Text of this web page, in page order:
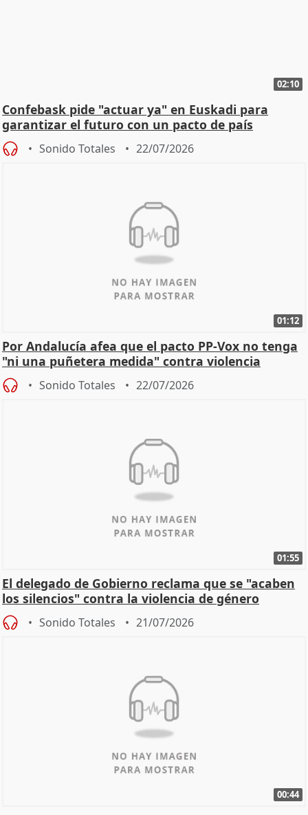
02:10
Confebask pide "actuar ya" en Euskadi para
garantizar el futuro con un pacto de país
Sonido Totales 22/07/2026
01:12
Por Andalucía afea que el pacto PP-Vox no tenga
"ni una puñetera medida" contra violencia
machista
Sonido Totales 22/07/2026
01:55
El delegado de Gobierno reclama que se "acaben
los silencios" contra la violencia de género
Sonido Totales 21/07/2026
00:44